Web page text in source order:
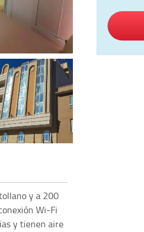
y a 200
Wi-Fi
y tienen aire